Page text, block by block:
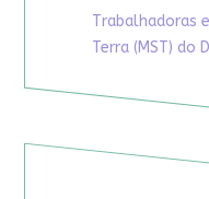
Trabalhadoras
Terra (MST) do